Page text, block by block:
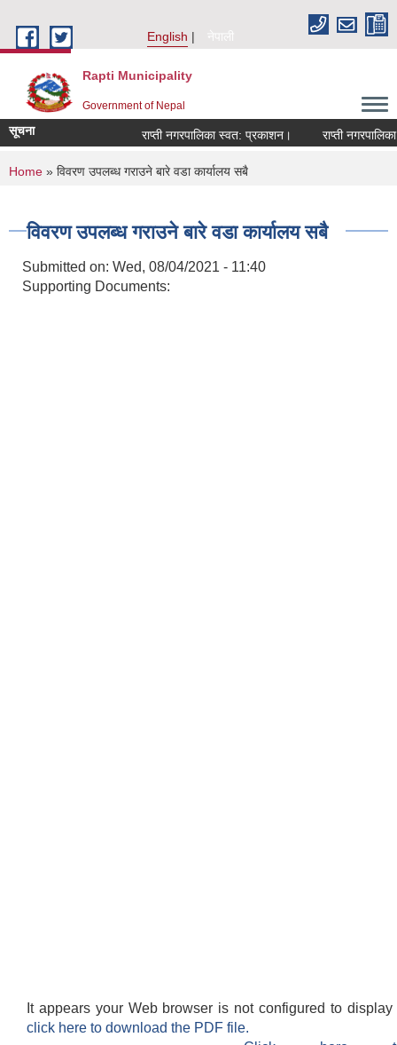
English
नेपाली
Rapti Municipality
Government of Nepal
सूचना राप्ती नगरपालिका स्वत: प्रकाशन। राप्ती
You are here
Home » विवरण उपलब्ध गराउने बारे वडा कार्यालय सबै
विवरण उपलब्ध गराउने बारे वडा कार्यालय सबै
Submitted on: Wed, 08/04/2021 - 11:40
Supporting Documents:
It appears your Web browser is not configured to
click here to download the PDF file.